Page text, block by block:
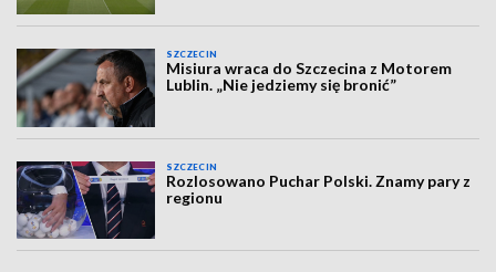
SZCZECIN
Misiura wraca do Szczecina z Motorem
Lublin. „Nie jedziemy się bronić”
SZCZECIN
Rozlosowano Puchar Polski. Znamy pary z
regionu